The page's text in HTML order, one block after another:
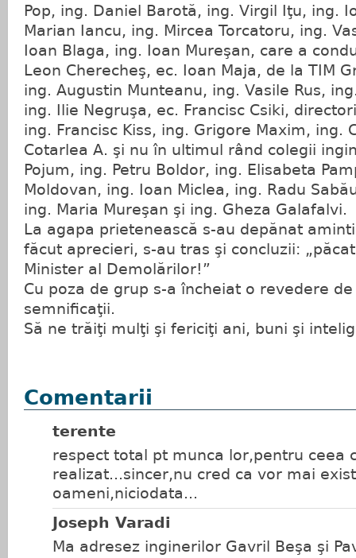
Pop, ing. Daniel Barotă, ing. Virgil Iţu, ing.
Marian Iancu, ing. Mircea Torcatoru, ing.
Ioan Blaga, ing. Ioan Mureşan, care a
Leon Cherecheş, ec. Ioan Maja, de la TIM
ing. Augustin Munteanu, ing. Vasile Rus,
ing. Ilie Negruşa, ec. Francisc Csiki,
ing. Francisc Kiss, ing. Grigore Maxim, ing.
Cotarlea A. şi nu în ultimul rând colegii
Pojum, ing. Petru Boldor, ing. Elisabeta
Moldovan, ing. Ioan Miclea, ing. Radu
ing. Maria Mureşan şi ing. Gheza Galafalvi.
La agapa prietenească s-au depănat
făcut aprecieri, s-au tras şi concluzii:
Minister al Demolărilor!”
Cu poza de grup s-a încheiat o revedere
semnificaţii.
Să ne trăiţi mulţi şi fericiţi ani, buni şi
Comentarii
terente
respect total pt munca lor,pentru ceea
realizat...sincer,nu cred ca vor mai
oameni,niciodata...
Joseph Varadi
Ma adresez inginerilor Gavril Beşa şi